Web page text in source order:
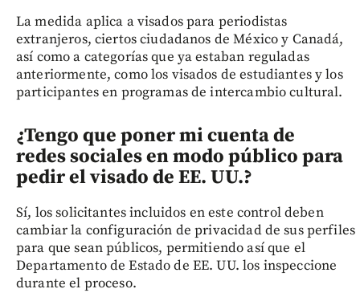
La medida aplica a visados para periodistas
extranjeros, ciertos ciudadanos de México y Canadá,
así como a categorías que ya estaban reguladas
anteriormente, como los visados de estudiantes y los
participantes en programas de intercambio cultural.
¿Tengo que poner mi cuenta de
redes sociales en modo público para
pedir el visado de EE. UU.?
Sí, los solicitantes incluidos en este control deben
cambiar la configuración de privacidad de sus perfiles
para que sean públicos, permitiendo así que el
Departamento de Estado de EE. UU. los inspeccione
durante el proceso.